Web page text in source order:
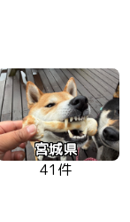
宮城県
41件